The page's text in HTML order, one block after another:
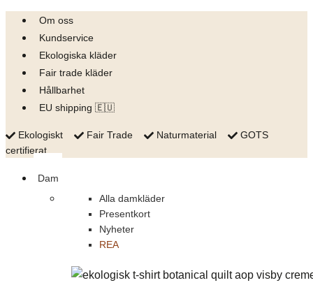
Skip
content
Om oss
Kundservice
Ekologiska kläder
Fair trade kläder
Hållbarhet
EU shipping 🇪🇺
Ekologiskt Fair Trade Naturmaterial
GOTS
certifierat
Dam
Alla damkläder
Presentkort
Nyheter
REA